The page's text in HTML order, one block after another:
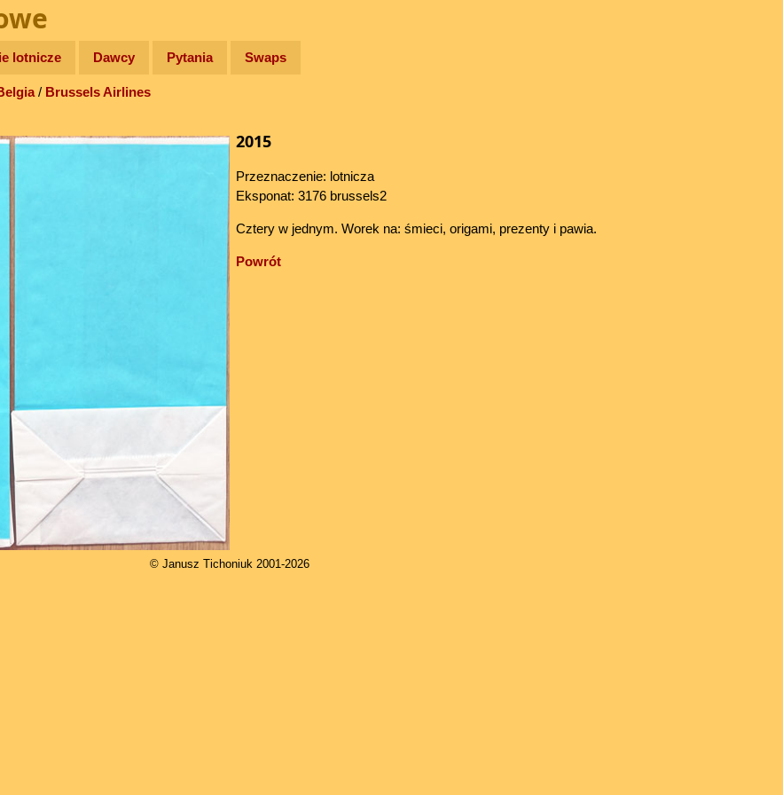
lotnicze Dawcy Pytania Swaps
/ Brussels Airlines
2015
Przeznaczenie: lotnicza
Eksponat: 3176 brussels2
Cztery w jednym. Worek na: śmieci, origami, prezenty i pawia.
Powrót
© Janusz Tichoniuk 2001-2026